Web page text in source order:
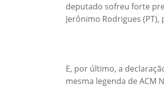
deputado sofreu forte
Jerônimo Rodrigues
E, por último, a
mesma legenda de ACM